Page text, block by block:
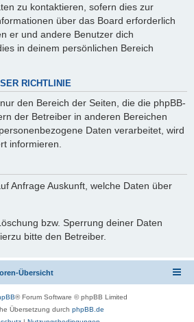
zu kontaktieren, sofern dies zur
über das Board erforderlich
er und andere Benutzer dich
in deinem persönlichen Bereich
RICHTLINIE
den Bereich der Seiten, die die phpBB-
der Betreiber in anderen Bereichen
Daten verarbeitet, wird
informieren.
Anfrage Auskunft, welche Daten über
bzw. Sperrung deiner Daten
bitte den Betreiber.
Übersicht
® Forum Software © phpBB Limited
Übersetzung durch phpBB.de